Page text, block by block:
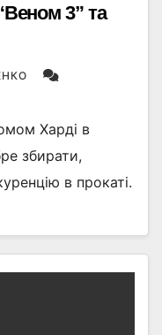
3” та
Харді в
збирати,
в прокаті.